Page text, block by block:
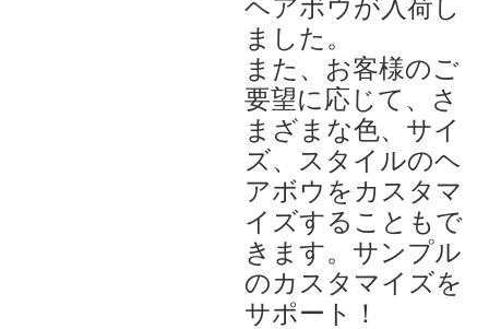
ヘアボウが入荷し
ました。
また、お客様のご
要望に応じて、さ
まざまな色、サイ
ズ、スタイルのヘ
アボウをカスタマ
イズすることもで
きます。サンプル
のカスタマイズを
サポート！